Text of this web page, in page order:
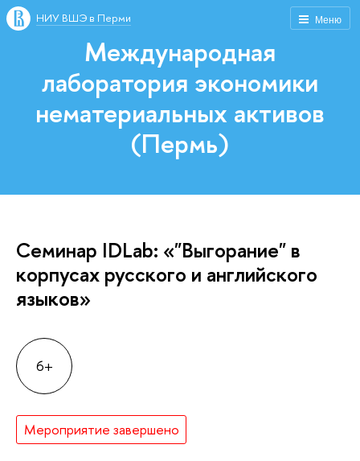
Меню
НИУ ВШЭ в Перми
Международная
лаборатория экономики
нематериальных активо
(Пермь)
Семинар IDLab: «"Выгорание"
корпусах русского и английского
языков»
6+
Мероприятие завершено